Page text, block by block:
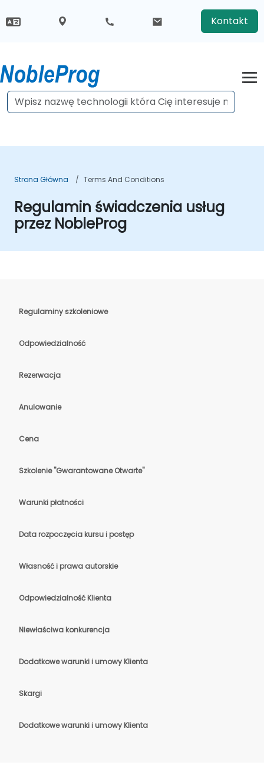
Kontakt
Strona Główna Terms And Conditions
Regulamin świadczenia usług
przez NobleProg
Regulaminy szkoleniowe
Odpowiedzialność
Rezerwacja
Anulowanie
Cena
Szkolenie "Gwarantowane Otwarte"
Warunki płatności
Data rozpoczęcia kursu i postęp
Własność i prawa autorskie
Odpowiedzialność Klienta
Niewłaściwa konkurencja
Dodatkowe warunki i umowy Klienta
Skargi
Dodatkowe warunki i umowy Klienta